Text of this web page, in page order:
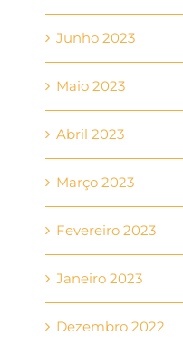
Junho 2023
Maio 2023
Abril 2023
Março 2023
Fevereiro 2023
Janeiro 2023
Dezembro 2022